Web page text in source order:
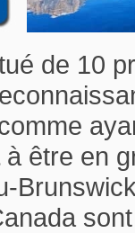
de 10
à être en